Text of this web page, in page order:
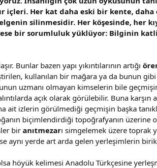
Her kat daha eski bir kente, daha
silinmesidir. Her köşesinde, her
bir sorumluluk yüklüyor: Bilginin
Bunlar bazen yapı yıkıntılarının artığı
kullanılan bir mağara ya da bunun
uzmanı olmayan kimselerin bile
açık olarak görülebilir. Buna karşın
ait izlerin görülmediği geçmişin başka
biçimlendirdiği topoğrafyanın üzerine
bir anıtmezarı simgelemek üzere toprak
aynı yerde art arda gelen yerleşimlerin
höyük kelimesi Anadolu Türkçesine